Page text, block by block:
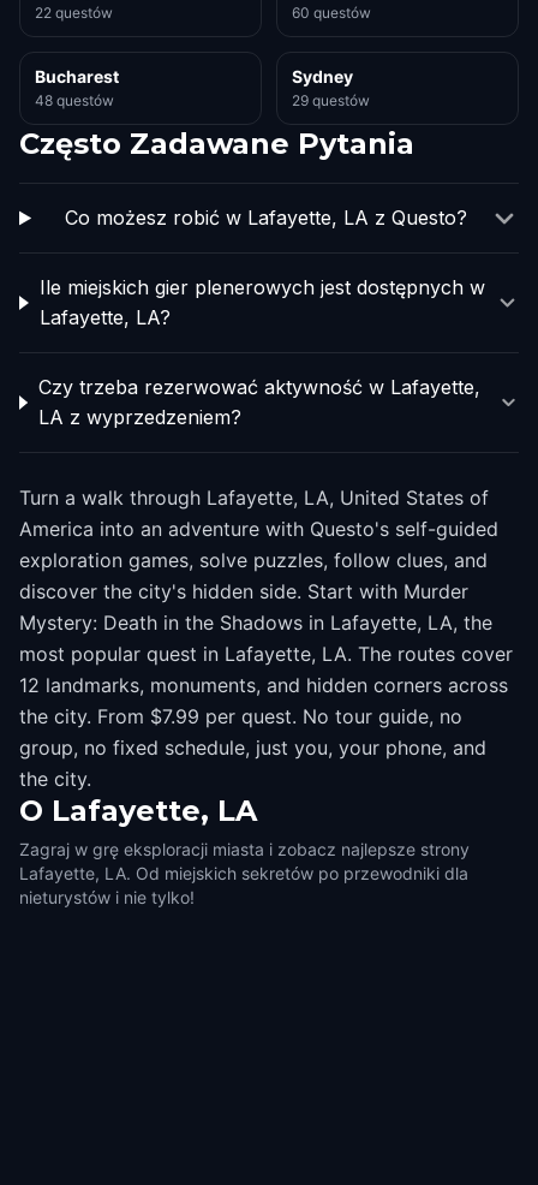
22 questów 60 questów
Bucharest
48 questów
Sydney
29 questów
Często Zadawane Pytania
Co możesz robić w Lafayette, LA z Questo?
Ile miejskich gier plenerowych jest dostępnych w
Lafayette, LA?
Czy trzeba rezerwować aktywność w Lafayette,
LA z wyprzedzeniem?
Turn a walk through Lafayette, LA, United States of
America into an adventure with Questo's self-guided
exploration games, solve puzzles, follow clues, and
discover the city's hidden side. Start with Murder
Mystery: Death in the Shadows in Lafayette, LA, the
most popular quest in Lafayette, LA. The routes cover
12 landmarks, monuments, and hidden corners across
the city. From $7.99 per quest. No tour guide, no
group, no fixed schedule, just you, your phone, and
the city.
O Lafayette, LA
Zagraj w grę eksploracji miasta i zobacz najlepsze strony
Lafayette, LA. Od miejskich sekretów po przewodniki dla
nieturystów i nie tylko!